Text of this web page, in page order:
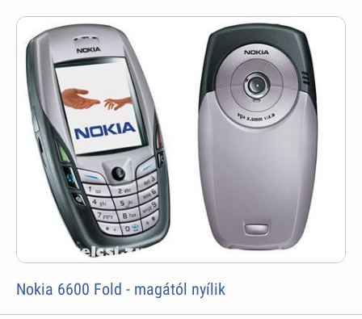
Nokia 6600 Fold - magától nyílik